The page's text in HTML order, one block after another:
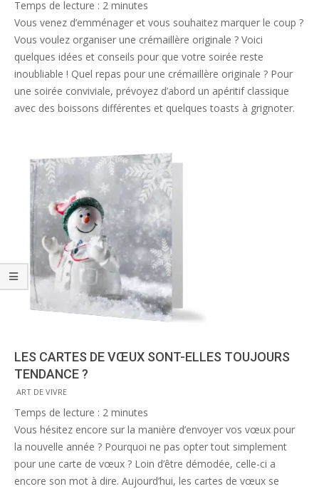
05
Temps de lecture : 2 minutes
Vous venez d’emménager et vous souhaitez marquer le coup ?
Vous voulez organiser une crémaillère originale ? Voici
quelques idées et conseils pour que votre soirée reste
inoubliable ! Quel repas pour une crémaillère originale ? Pour
une soirée conviviale, prévoyez d’abord un apéritif classique
avec des boissons différentes et quelques toasts à grignoter.
LES CARTES DE VŒUX SONT-ELLES TOUJOURS
TENDANCE ?
2016-
06-
01
ART DE VIVRE
Temps de lecture : 2 minutes
Vous hésitez encore sur la manière d’envoyer vos vœux pour
la nouvelle année ? Pourquoi ne pas opter tout simplement
pour une carte de vœux ? Loin d’être démodée, celle-ci a
encore son mot à dire. Aujourd’hui, les cartes de vœux se